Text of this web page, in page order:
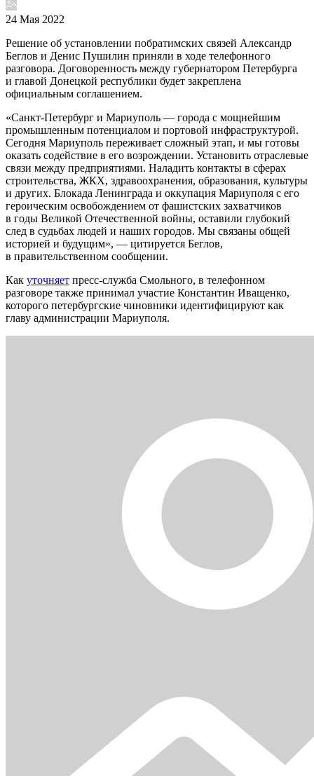
24 Мая 2022
Решение об установлении побратимских связей Александр
Беглов и Денис Пушилин приняли в ходе телефонного
разговора. Договоренность между губернатором Петербурга
и главой Донецкой республики будет закреплена
официальным соглашением.
«Санкт‑Петербург и Мариуполь — города с мощнейшим
промышленным потенциалом и портовой инфраструктурой.
Сегодня Мариуполь переживает сложный этап, и мы готовы
оказать содействие в его возрождении. Установить отраслевые
связи между предприятиями. Наладить контакты в сферах
строительства, ЖКХ, здравоохранения, образования, культуры
и других. Блокада Ленинграда и оккупация Мариуполя с его
героическим освобождением от фашистских захватчиков
в годы Великой Отечественной войны, оставили глубокий
след в судьбах людей и наших городов. Мы связаны общей
историей и будущим», — цитируется Беглов,
в правительственном сообщении.
Как уточняет пресс-служба Смольного, в телефонном
разговоре также принимал участие Константин Иващенко,
которого петербургские чиновники идентифицируют как
главу администрации Мариуполя.